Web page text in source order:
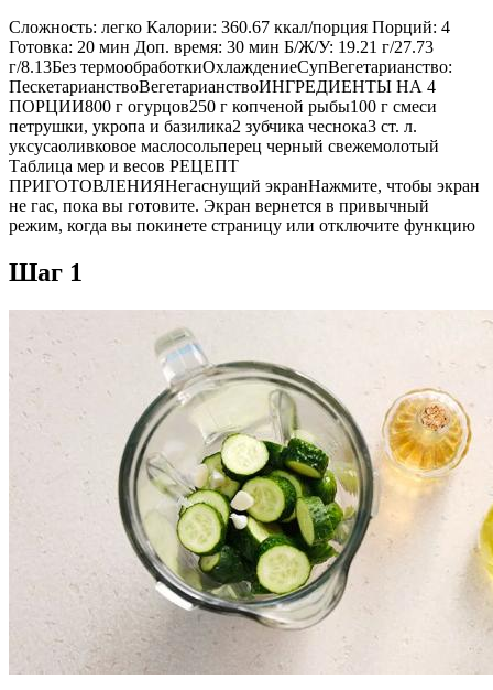
Сложность: легко Калории: 360.67 ккал/порция Порций: 4
Готовка: 20 мин Доп. время: 30 мин Б/Ж/У: 19.21 г/27.73
г/8.13Без термообработкиОхлаждениеСупВегетарианство:
ПескетарианствоВегетарианствоИНГРЕДИЕНТЫ НА 4
ПОРЦИИ800 г огурцов250 г копченой рыбы100 г смеси
петрушки, укропа и базилика2 зубчика чеснока3 ст. л.
уксусаоливковое маслосольперец черный свежемолотый
Таблица мер и весов РЕЦЕПТ
ПРИГОТОВЛЕНИЯНегаснущий экранНажмите, чтобы экран
не гас, пока вы готовите. Экран вернется в привычный
режим, когда вы покинете страницу или отключите функцию
Шаг 1